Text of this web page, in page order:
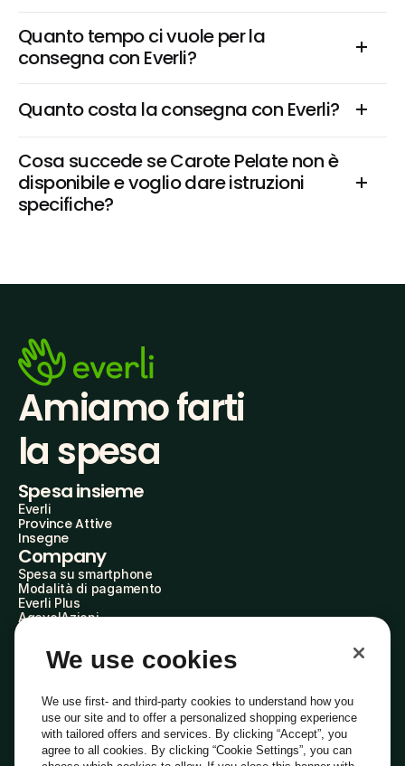
Quanto tempo ci vuole per la
consegna con Everli?
Quanto costa la consegna con Everli?
Cosa succede se Carote Pelate non è
disponibile e voglio dare istruzioni
specifiche?
Amiamo farti
la spesa
Spesa insieme
Everli
Province Attive
Insegne
Company
Spesa su smartphone
Modalità di pagamento
Everli Plus
AgevolAzioni
Everli Shoppers
Scopri chi siamo
Domande frequenti
Lavora con noi
Diventa Shopper
We use cookies
We use first- and third-party cookies to understand how you
use our site and to offer a personalized shopping experience
with tailored offers and services. By clicking “Accept”, you
agree to all cookies. By clicking “Cookie Settings”, you can